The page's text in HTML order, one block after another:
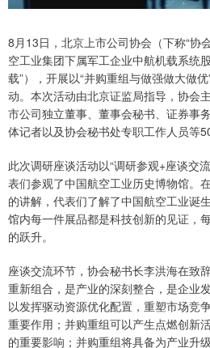
8月13日，北京上市公司协会（下称“协
空工业集团下属军工企业中航机载系统
载”），开展以“并购重组与做强做大做
动。本次活动由北京证监局指导，协会
市公司独立董事、董事会秘书、证券事
体记者以及协会秘书处专职工作人员等
此次调研座谈活动以“调研参观+座谈交
表们参观了中国航空工业历史博物馆。
的讲解，代表们了解了中国航空工业诞
馆内每一件展品都是科技创新的见证，
的跃升。
座谈交流环节，协会秘书长李洪海在致
重新组合，是产业的深刻整合，是企业
以发挥驱动资源优化配置，重塑市场竞
重要作用；并购重组可以产生点燃创新
的重要影响；并购重组将具备为产业升